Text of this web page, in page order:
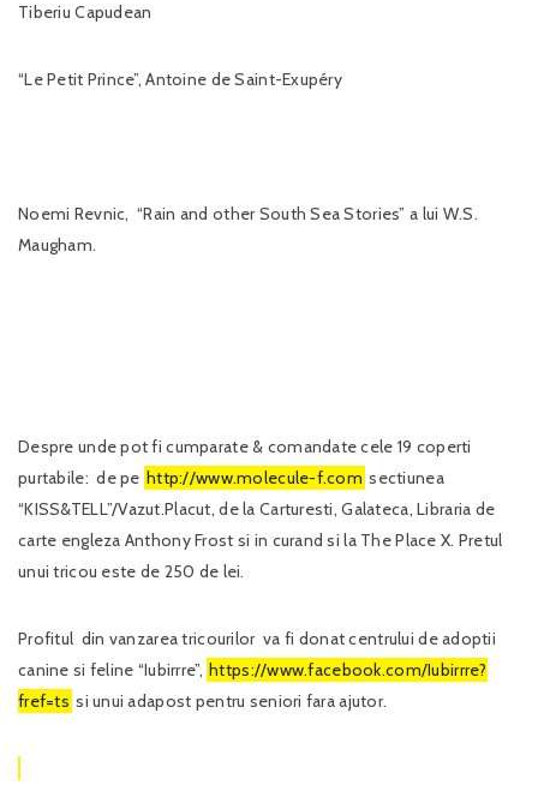
Tiberiu Capudean
“Le Petit Prince”, Antoine de Saint-Exupéry
Noemi Revnic, “Rain and other South Sea Stories” a lui W.S.
Maugham.
Despre unde pot fi cumparate & comandate cele 19 coperti
purtabile: de pe http://www.molecule-f.com sectiunea
“KISS&TELL”/Vazut.Placut, de la Carturesti, Galateca, Libraria de
carte engleza Anthony Frost si in curand si la The Place X. Pretul
unui tricou este de 250 de lei.
Profitul din vanzarea tricourilor va fi donat centrului de adoptii
canine si feline “Iubirrre”, https://www.facebook.com/Iubirrre?
fref=ts si unui adapost pentru seniori fara ajutor.